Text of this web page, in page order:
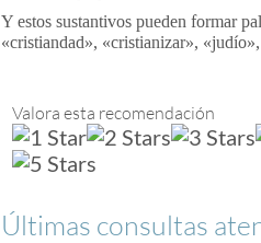
Y estos sustantivos pueden formar
«cristiandad», «cristianizar»,
Valora esta recomendación
Últimas consultas